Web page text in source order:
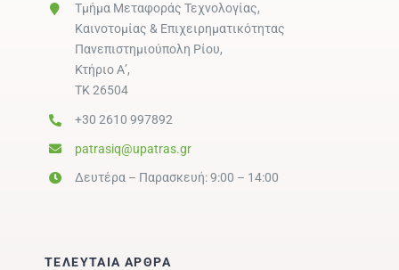
Τμήμα Μεταφοράς Τεχνολογίας,
Καινοτομίας & Επιχειρηματικότητας
Πανεπιστημιούπολη Ρίου,
Κτήριο Α’,
ΤΚ 26504
+30 2610 997892
patrasiq@upatras.gr
Δευτέρα – Παρασκευή: 9:00 – 14:00
ΤΕΛΕΥΤΑΙΑ ΑΡΘΡΑ